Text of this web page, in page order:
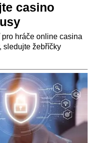
casino
hráče online casina
sledujte žebříčky